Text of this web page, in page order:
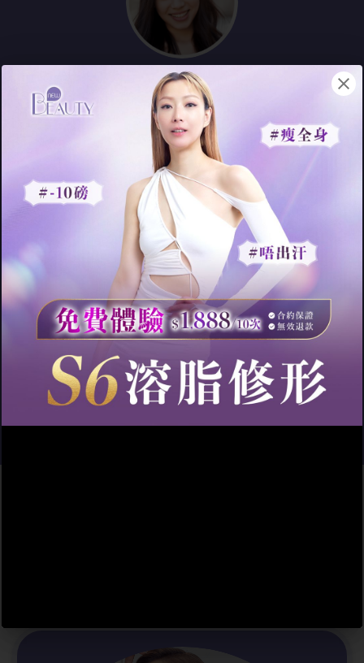
「蔬菜湯係容易榻杠又幾好飲，但
飲第三次已經厭咗，仲叫我一星期
飲三次？ 輕斷食對我黎講好難，我
好鐘意食嘢！都係借助外力減最
快，做減肥機啦！」
試過N多個輕斷食法、減脂餐單無一次成功
蔬菜湯係元老級減肥餐，當初
做過嘅又有幾多人可以瘦？直
接做療程啦！